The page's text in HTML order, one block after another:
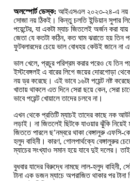
অলস্পোর্ট ডেস্ক: আইএসএল ২০২৩-২৪-এ নয়
সোজা নয় ঠিকই। কিন্তু চলতি ইন্ডিয়ান সুপার
পয়েন্টের, যা একটা ম্যাচ জিতলেই অর্জন করা
জেতা যে কতটা কঠিন, কত ঘাম ঝরাতে হয় তিন
ফুটবলারদের চেয়ে ভাল বোধহয় কেউই জানে না
ভাল খেলে, প্রচুর পরিশ্রম করার পরেও যে তিন
ইস্টবেঙ্গলই এ বারের লিগে জয়ের দোরগোড়া
নয় ড্র করেছে। এই ভাবে ১৬টা পয়েন্ট নষ্ট
খাতায় থাকলে এত দিনে সেরা ছয়ে কেন, সেরা
ভাবে পয়েন্ট খোয়ালে তাদের চলবে না।
এখন থেকে প্রতিটি ম্যাচই তাদের কাছে নক
লড়াই। না জিতলেই ছিটকে যাওয়ার ঝুঁকি নিয়েই
জিততে পারলে ছ’নম্বরে থাকা বেঙ্গালুরু এফসি-
হলুদ বাহিনী। কারণ, গোলপার্থক্যে বেঙ্গালুরুর
ম্যাচের সংখ্যাও সমান হয়ে যাবে দুই দলের। তাই
বুধবার যাদের বিরুদ্ধে নামছে লাল-হলুদ
টানা এক ডজন ম্যাচে অপরাজিত থাকার পর টানা